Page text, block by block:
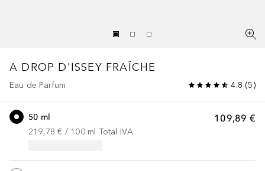
A DROP D'ISSEY FRAÎCHE
Eau de Parfum 4.8 (5)
109,89 €
50 ml
219,78 € / 100 ml Total IVA